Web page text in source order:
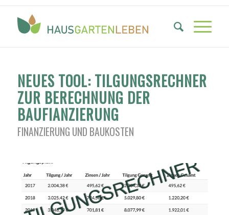
NEUES TOOL: TILGUNGSRECHNER
ZUR BERECHNUNG DER
BAUFIANZIERUNG
FINANZIERUNG UND BAUKOSTEN